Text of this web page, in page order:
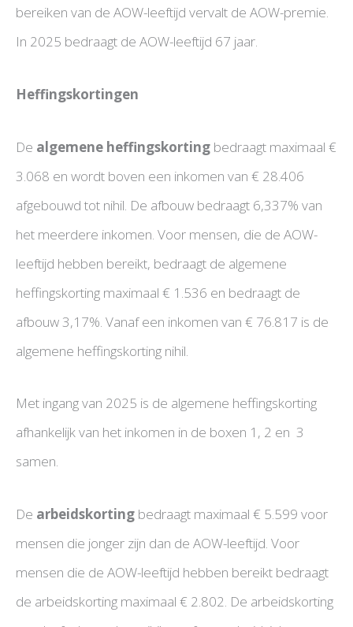
bereiken van de AOW-leeftijd vervalt de AOW-premie.
In 2025 bedraagt de AOW-leeftijd 67 jaar.
Heffingskortingen
De algemene heffingskorting bedraagt maximaal €
3.068 en wordt boven een inkomen van € 28.406
afgebouwd tot nihil. De afbouw bedraagt 6,337% van
het meerdere inkomen. Voor mensen, die de AOW-
leeftijd hebben bereikt, bedraagt de algemene
heffingskorting maximaal € 1.536 en bedraagt de
afbouw 3,17%. Vanaf een inkomen van € 76.817 is de
algemene heffingskorting nihil.
Met ingang van 2025 is de algemene heffingskorting
afhankelijk van het inkomen in de boxen 1, 2 en 3
samen.
De arbeidskorting bedraagt maximaal € 5.599 voor
mensen die jonger zijn dan de AOW-leeftijd. Voor
mensen die de AOW-leeftijd hebben bereikt bedraagt
de arbeidskorting maximaal € 2.802. De arbeidskorting